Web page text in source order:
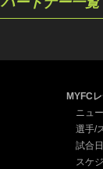
MYFC
ニュ
選手/
試合
スケ